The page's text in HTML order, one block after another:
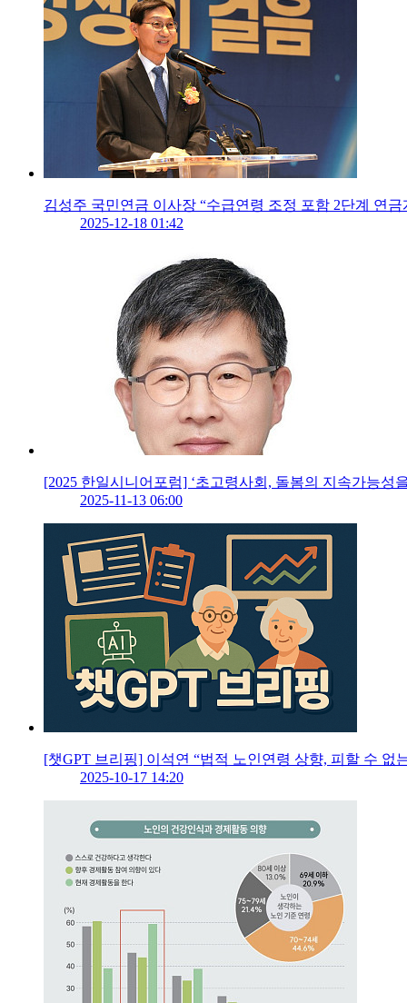
김성주 국민연금 이사장 “수급연령 조정 포함 2단계 연금
2025-12-18 01:42
[2025 한일시니어포럼] ‘초고령사회, 돌봄의 지속가능성
2025-11-13 06:00
[챗GPT 브리핑] 이석연 “법적 노인연령 상향, 피할 수 없
2025-10-17 14:20